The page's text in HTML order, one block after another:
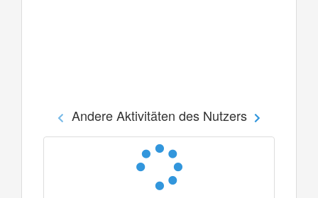
Andere Aktivitäten des Nutzers